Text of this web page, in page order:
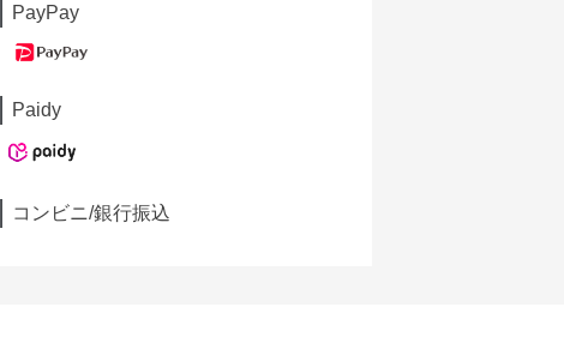
PayPay
Paidy
コンビニ/銀行振込